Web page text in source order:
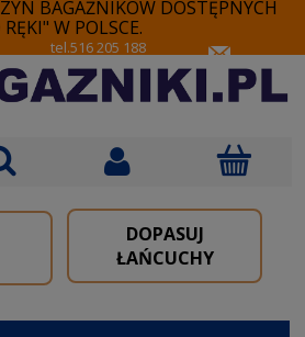
BAGAŻNIKÓW DOSTĘPNYCH
W POLSCE.
tel.516 205 188
DOPASUJ
ŁAŃCUCHY